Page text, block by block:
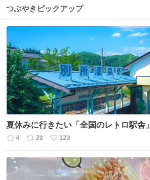
つぶやきピックアップ
夏休みに行きたい「全国のレトロ駅舎」
返
4
リ
20
い
数
123